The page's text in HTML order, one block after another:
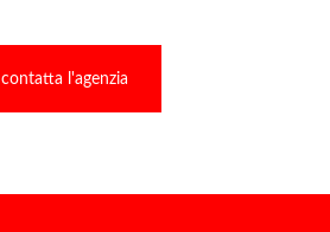
contatta l'agenzia